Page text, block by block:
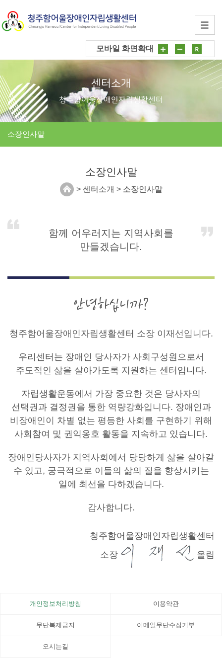
모바일 화면확대
센터소개
청주함어울장애인자립생활센터
소장인사말
소장인사말
> 센터소개 > 소장인사말
함께 어우러지는 지역사회를
만들겠습니다.
안녕하십니까?
청주함어울장애인자립생활센터 소장 이재선입니다.
우리센터는 장애인 당사자가 사회구성원으로서
주도적인 삶을 살아가도록 지원하는 센터입니다.
자립생활운동에서 가장 중요한 것은 당사자의
선택권과 결정권을 통한 역량강화입니다. 장애인과
비장애인이 차별 없는 평등한 사회를 구현하기 위해
사회참여 및 권익옹호 활동을 지속하고 있습니다.
장애인당사자가 지역사회에서 당당하게 삶을 살아갈
수 있고, 궁극적으로 이들의 삶의 질을 향상시키는
일에 최선을 다하겠습니다.
감사합니다.
청주함어울장애인자립생활센터
소장
올림
개인정보처리방침 이용약관
무단복제금지 이메일무단수집거부
오시는길